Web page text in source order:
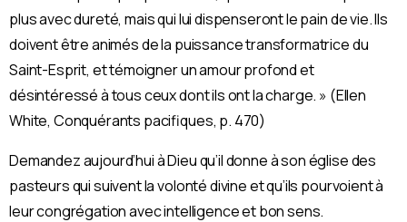
plus avec dureté, mais qui lui dispenseront le pain de vie. Ils
doivent être animés de la puissance transformatrice du
Saint-Esprit, et témoigner un amour profond et
désintéressé à tous ceux dont ils ont la charge. » (Ellen
White, Conquérants pacifiques, p. 470)
Demandez aujourd’hui à Dieu qu’il donne à son église des
pasteurs qui suivent la volonté divine et qu’ils pourvoient à
leur congrégation avec intelligence et bon sens.